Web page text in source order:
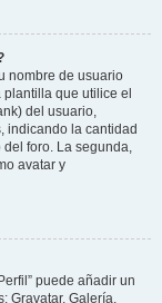
nombre de usuario
que utilice el
del usuario,
indicando la cantidad
foro. La segunda,
avatar y
puede añadir un
Gravatar, Galería,